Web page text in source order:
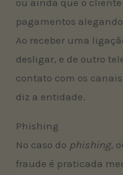
pagamentos
Ao receber uma
desligar, e de outro
contato com os
diz a entidade.
Phishing
No caso do phishing,
fraude é praticada